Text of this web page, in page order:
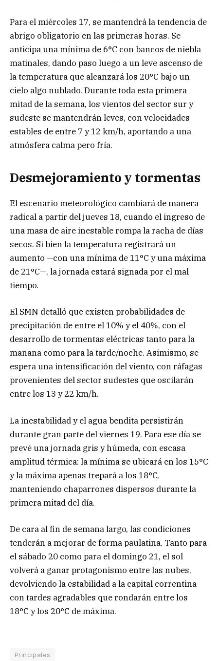
Para el miércoles 17, se mantendrá la tendencia de
abrigo obligatorio en las primeras horas. Se
anticipa una mínima de 6°C con bancos de niebla
matinales, dando paso luego a un leve ascenso de
la temperatura que alcanzará los 20°C bajo un
cielo algo nublado. Durante toda esta primera
mitad de la semana, los vientos del sector sur y
sudeste se mantendrán leves, con velocidades
estables de entre 7 y 12 km/h, aportando a una
atmósfera calma pero fría.
Desmejoramiento y tormentas
El escenario meteorológico cambiará de manera
radical a partir del jueves 18, cuando el ingreso de
una masa de aire inestable rompa la racha de días
secos. Si bien la temperatura registrará un
aumento —con una mínima de 11°C y una máxima
de 21°C—, la jornada estará signada por el mal
tiempo.
El SMN detalló que existen probabilidades de
precipitación de entre el 10% y el 40%, con el
desarrollo de tormentas eléctricas tanto para la
mañana como para la tarde/noche. Asimismo, se
espera una intensificación del viento, con ráfagas
provenientes del sector sudestes que oscilarán
entre los 13 y 22 km/h.
La inestabilidad y el agua bendita persistirán
durante gran parte del viernes 19. Para ese día se
prevé una jornada gris y húmeda, con escasa
amplitud térmica: la mínima se ubicará en los 15°C
y la máxima apenas trepará a los 18°C,
manteniendo chaparrones dispersos durante la
primera mitad del día.
De cara al fin de semana largo, las condiciones
tenderán a mejorar de forma paulatina. Tanto para
el sábado 20 como para el domingo 21, el sol
volverá a ganar protagonismo entre las nubes,
devolviendo la estabilidad a la capital correntina
con tardes agradables que rondarán entre los
18°C y los 20°C de máxima.
Principales